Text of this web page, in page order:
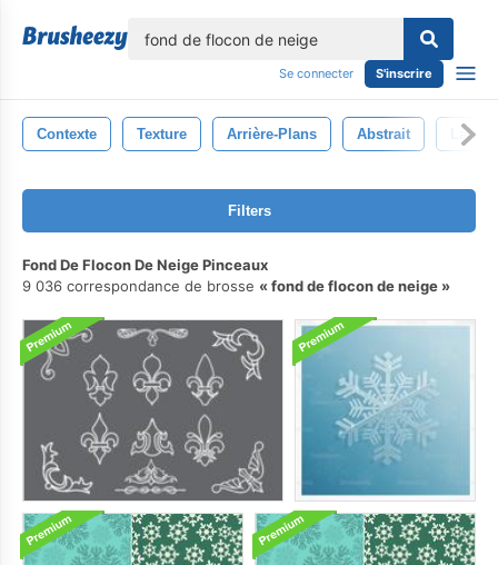
Se connecter S'inscrire
Contexte Texture Arrière-Plans Abstrait La
Filters
Fond De Flocon De Neige Pinceaux
9 036 correspondance de brosse
fond de flocon de neige